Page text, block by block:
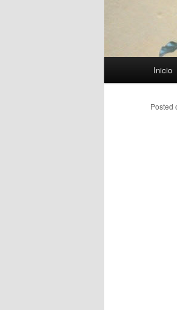
Inicio
Posted